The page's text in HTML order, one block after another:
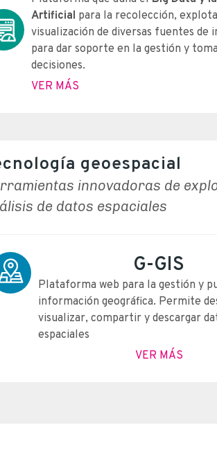
Artificial para la recolección,
visualización de diversas fuentes de
para dar soporte en la gestión y
decisiones.
VER MÁS
geoespacial
innovadoras de
de datos espaciales
G-GIS
Plataforma web para la gestión y
información geográfica. Permite
visualizar, compartir y descargar
espaciales
VER MÁS